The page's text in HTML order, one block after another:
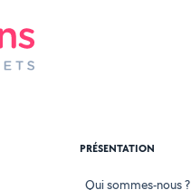
PRÉSENTATION
Qui sommes-nous ?